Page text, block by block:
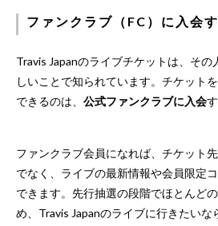
ファンクラブ（FC）に入会
Travis Japanのライブチケットは、そ
しいことで知られています。チケット
できるのは、 公式ファンクラブに入会
ファンクラブ会員になれば、チケット
でなく、ライブの最新情報や会員限定
できます。先行抽選の段階でほとんど
め、Travis Japanのライブに行きたい